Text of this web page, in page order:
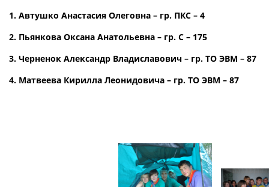
1. Автушко Анастасия Олеговна – гр. ПКС – 4
2. Пьянкова Оксана Анатольевна – гр. С – 175
3. Черненок Александр Владиславович – гр. ТО ЭВМ – 87
4. Матвеева Кирилла Леонидовича – гр. ТО ЭВМ – 87